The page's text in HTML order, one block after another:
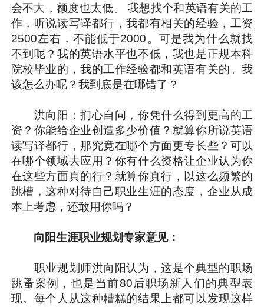
会不大，额度也太低。 我想找个和英语有关的工
作，听说读写译都行，我都有相关的经验，工资
2500左右，不能低于2000。可是我为什么就找
不到呢？我的英语水平也不低，我也是正规本科
院校毕业的，我的工作经验都和英语有关的。我
该怎么办呢？我到底是在哪错了？
洪向阳：扪心自问，你凭什么得到更高的工
资？你能给企业创造多少价值？就算你所说英语
读写译都行，那究竟在哪个方面更专长些？可以
在哪个领域去应用？你有什么资格让企业认为你
在这些方面真的行？就算你真行，以这么频繁的
跳槽，这种对待自己职业生涯的态度，企业从成
本上考虑，还敢用你吗？
向阳生涯职业规划专家意见：
职业规划师洪向阳认为，这是个典型的职场
跳蚤案例，也是当前80后职场新人们的典型表
现。每个人从这种糟糕的结果上都可以发现这样